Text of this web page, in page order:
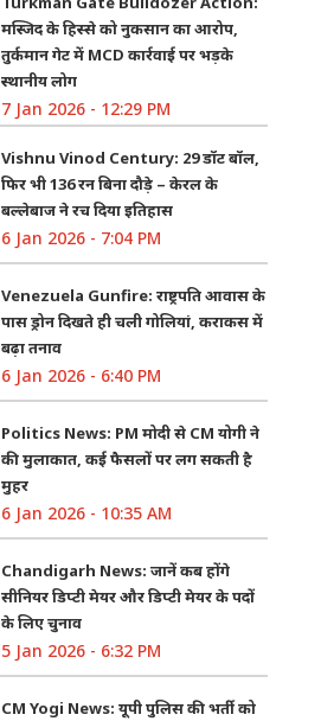
मस्जिद के हिस्से को नुकसान का आरोप,
तुर्कमान गेट में MCD कार्रवाई पर भड़के
स्थानीय लोग
7 Jan 2026 - 12:29 PM
Vishnu Vinod Century: 29 डॉट बॉल,
फिर भी 136 रन बिना दौड़े – केरल के
बल्लेबाज ने रच दिया इतिहास
6 Jan 2026 - 7:04 PM
Venezuela Gunfire: राष्ट्रपति आवास के
पास ड्रोन दिखते ही चली गोलियां, कराकस में
बढ़ा तनाव
6 Jan 2026 - 6:40 PM
Politics News: PM मोदी से CM योगी ने
की मुलाकात, कई फैसलों पर लग सकती है
मुहर
6 Jan 2026 - 10:35 AM
Chandigarh News: जानें कब होंगे
सीनियर डिप्टी मेयर और डिप्टी मेयर के पदों
के लिए चुनाव
5 Jan 2026 - 6:32 PM
CM Yogi News: यूपी पुलिस की भर्ती को